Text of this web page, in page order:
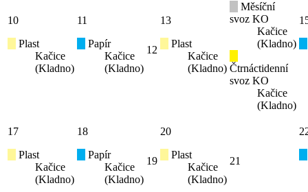
10
Plast
Kačice
(Kladno)
11
Papír
Kačice
(Kladno)
12
13
Plast
Kačice
(Kladno)
Měsíční
svoz KO
Kačice
(Kladno)
Čtrnáctidenní
svoz KO
Kačice
(Kladno)
17
Plast
Kačice
(Kladno)
18
Papír
Kačice
(Kladno)
19
20
Plast
Kačice
(Kladno)
21